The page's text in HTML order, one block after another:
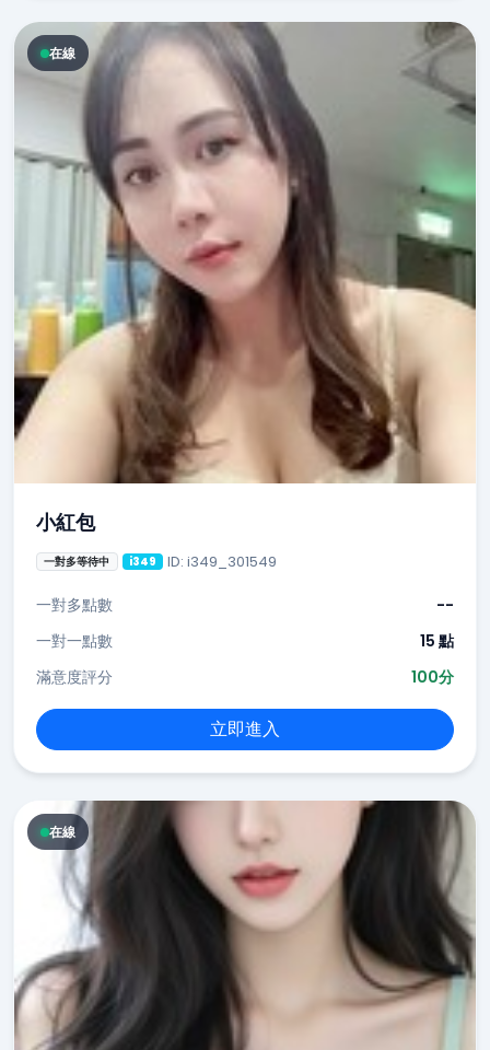
在線
小紅包
一對多等待中 i349 ID: i349_301549
一對多點數
--
一對一點數
15 點
滿意度評分
100分
立即進入
在線